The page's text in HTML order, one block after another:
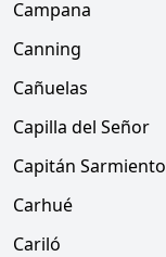
Campana
Canning
Cañuelas
Capilla del Señor
Capitán Sarmiento
Carhué
Cariló